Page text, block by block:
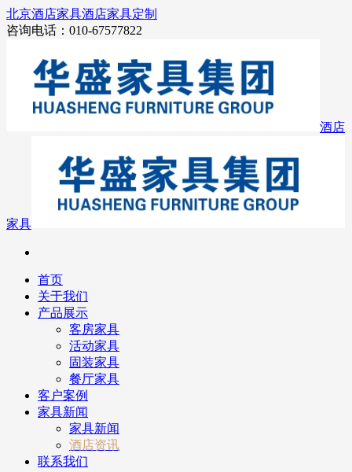
北京酒店家具酒店家具定制
咨询电话：010-67577822
酒店
家具
首页
关于我们
产品展示
客房家具
活动家具
固装家具
餐厅家具
客户案例
家具新闻
家具新闻
酒店资讯
联系我们